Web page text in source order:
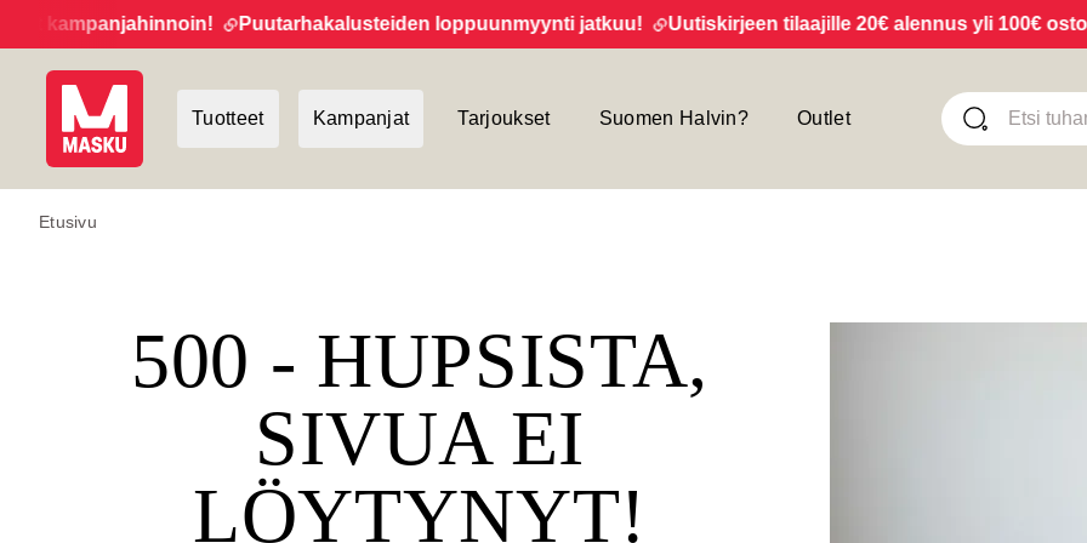
kampanjahinnoin! Puutarhakalusteiden loppuunmyynti jatkuu! Uutiskirjeen tilaajille 20€ alennus yli 100€
Tuotteet Kampanjat Tarjoukset Suomen Halvin? Outlet
Etusivu
500 - HUPSISTA,
SIVUA EI
LÖYTYNYT!